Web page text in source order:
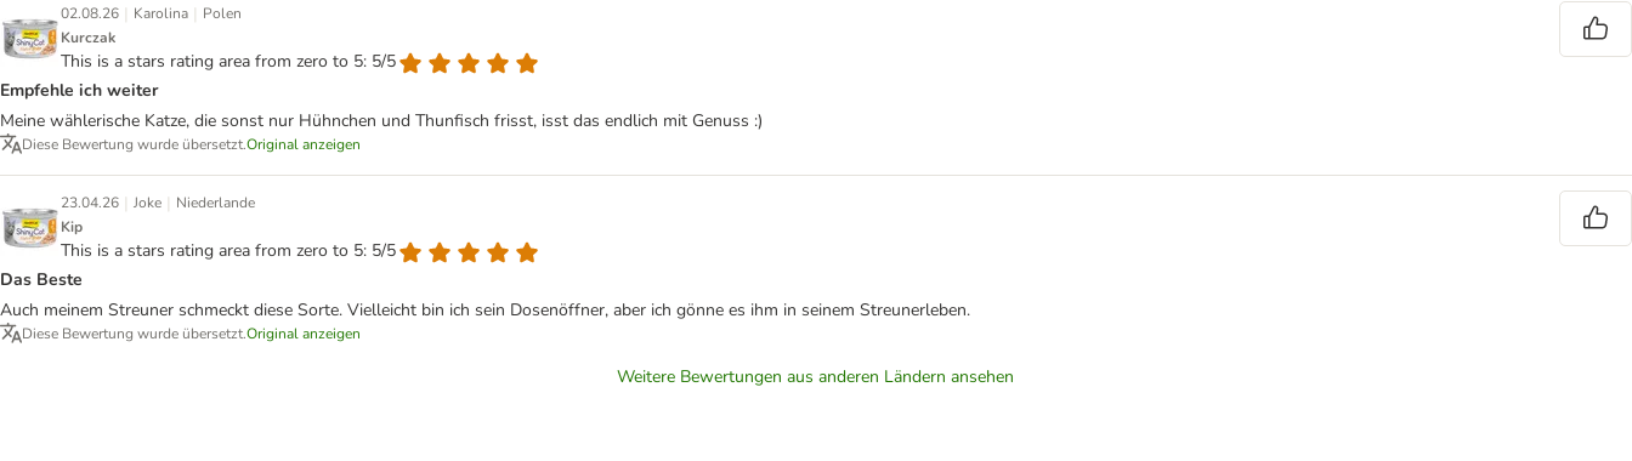
02.08.26 | Karolina | Polen
Kurczak
This is a stars rating area from zero to 5: 5/5
Empfehle ich weiter
Meine wählerische Katze, die sonst nur Hühnchen und Thunfisch frisst, isst das endlich mit Genuss :)
Diese Bewertung wurde übersetzt.Original anzeigen
23.04.26 | Joke | Niederlande
Kip
This is a stars rating area from zero to 5: 5/5
Das Beste
Auch meinem Streuner schmeckt diese Sorte. Vielleicht bin ich sein Dosenöffner, aber ich gönne es ihm in seinem Streunerleben.
Diese Bewertung wurde übersetzt.Original anzeigen
Weitere Bewertungen aus anderen Ländern ansehen